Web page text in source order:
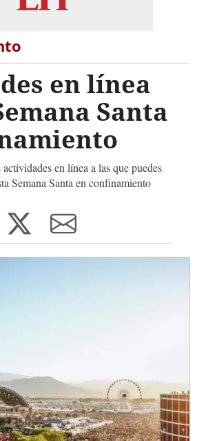
en línea
Santa
en línea a las que puedes
Semana Santa en confinamiento